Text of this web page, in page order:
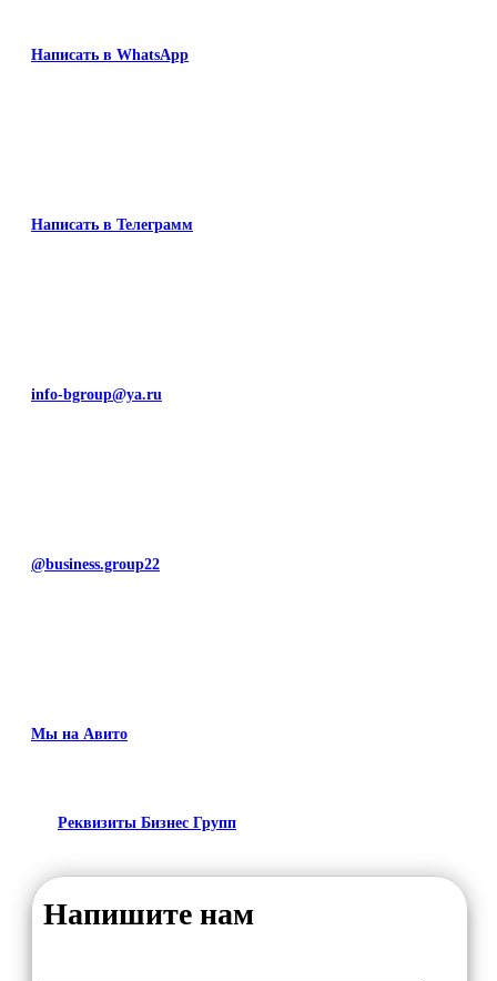
Написать в WhatsApp
Написать в Телеграмм
info-bgroup@ya.ru
@business.group22
Мы на Авито
Реквизиты Бизнес Групп
Напишите нам